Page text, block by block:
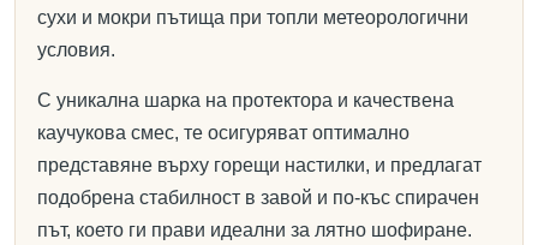
сухи и мокри пътища при топли метеорологични
условия.
С уникална шарка на протектора и качествена
каучукова смес, те осигуряват оптимално
представяне върху горещи настилки, и предлагат
подобрена стабилност в завой и по-къс спирачен
път, което ги прави идеални за лятно шофиране.